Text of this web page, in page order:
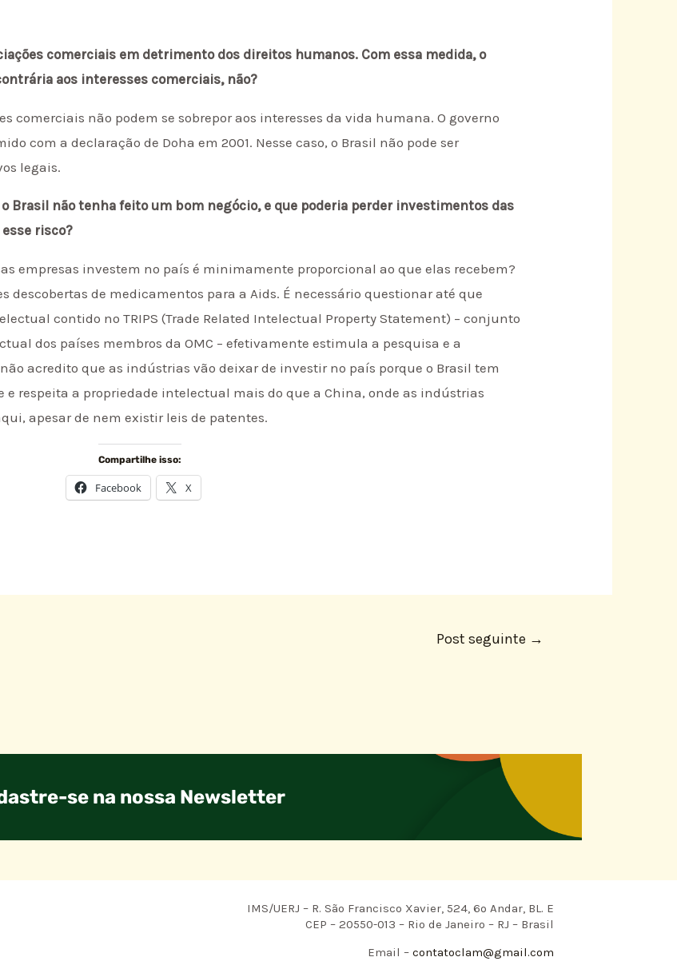
comerciais em detrimento dos direitos humanos. Com essa medida, o
aos interesses comerciais, não?
comerciais não podem se sobrepor aos interesses da vida humana. O governo
com a declaração de Doha em 2001. Nesse caso, o Brasil não pode ser
legais.
Brasil não tenha feito um bom negócio, e que poderia perder investimentos das
risco?
empresas investem no país é minimamente proporcional ao que elas recebem?
descobertas de medicamentos para a Aids. É necessário questionar até que
contido no TRIPS (Trade Related Intelectual Property Statement) – conjunto
dos países membros da OMC – efetivamente estimula a pesquisa e a
acredito que as indústrias vão deixar de investir no país porque o Brasil tem
respeita a propriedade intelectual mais do que a China, onde as indústrias
apesar de nem existir leis de patentes.
Compartilhe isso:
Facebook X
Post seguinte →
se na nossa Newsletter
IMS/UERJ – R. São Francisco Xavier, 524, 6º Andar, BL. E
CEP – 20550-013 – Rio de Janeiro – RJ – Brasil
Email –contatoclam@gmail.com